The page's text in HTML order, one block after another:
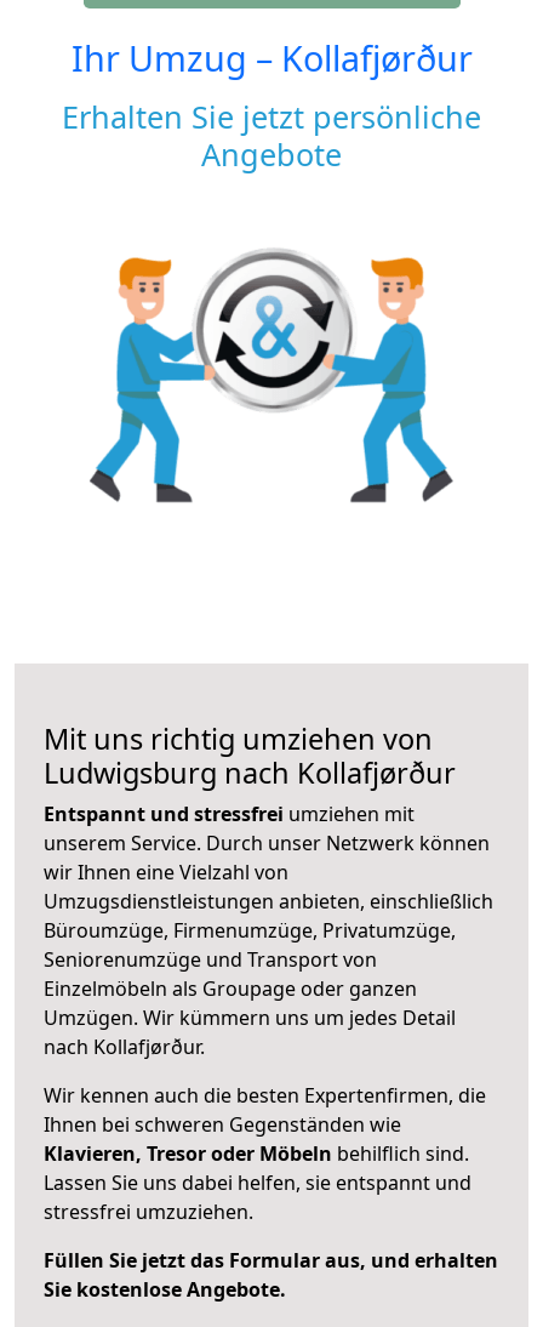
Ihr Umzug – Kollafjørður
Erhalten Sie jetzt persönliche
Angebote
Mit uns richtig umziehen von
Ludwigsburg nach Kollafjørður
Entspannt und stressfrei umziehen mit
unserem Service. Durch unser Netzwerk können
wir Ihnen eine Vielzahl von
Umzugsdienstleistungen anbieten, einschließlich
Büroumzüge, Firmenumzüge, Privatumzüge,
Seniorenumzüge und Transport von
Einzelmöbeln als Groupage oder ganzen
Umzügen. Wir kümmern uns um jedes Detail
nach Kollafjørður.
Wir kennen auch die besten Expertenfirmen, die
Ihnen bei schweren Gegenständen wie
Klavieren, Tresor oder Möbeln behilflich sind.
Lassen Sie uns dabei helfen, sie entspannt und
stressfrei umzuziehen.
Füllen Sie jetzt das Formular aus, und erhalten
Sie kostenlose Angebote.